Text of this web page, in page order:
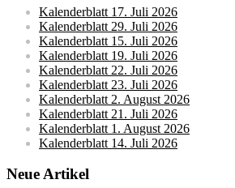
Kalenderblatt 17. Juli 2026
Kalenderblatt 29. Juli 2026
Kalenderblatt 15. Juli 2026
Kalenderblatt 19. Juli 2026
Kalenderblatt 22. Juli 2026
Kalenderblatt 23. Juli 2026
Kalenderblatt 2. August 2026
Kalenderblatt 21. Juli 2026
Kalenderblatt 1. August 2026
Kalenderblatt 14. Juli 2026
Neue Artikel